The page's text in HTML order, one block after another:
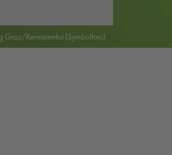
Graz/Kernasenko (Symbolfoto)